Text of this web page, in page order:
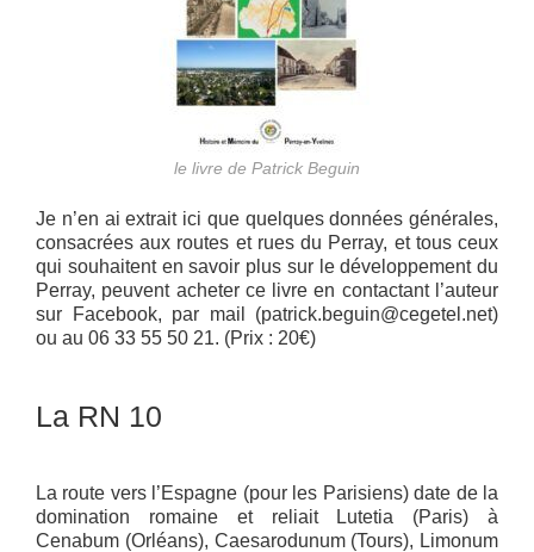
le livre de Patrick Beguin
Je n’en ai extrait ici que quelques données générales,
consacrées aux routes et rues du Perray, et tous ceux
qui souhaitent en savoir plus sur le développement du
Perray, peuvent acheter ce livre en contactant l’auteur
sur Facebook, par mail (patrick.beguin@cegetel.net)
ou au 06 33 55 50 21. (Prix : 20€)
La RN 10
La route vers l’Espagne (pour les Parisiens) date de la
domination romaine et reliait Lutetia (Paris) à
Cenabum (Orléans), Caesarodunum (Tours), Limonum